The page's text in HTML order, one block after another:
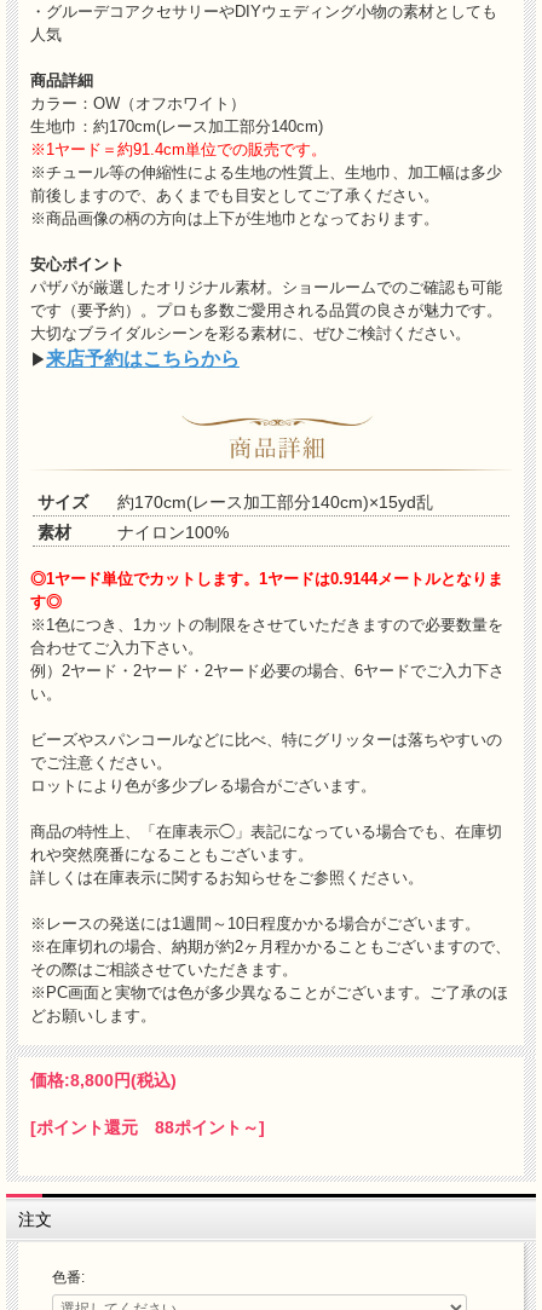
・グルーデコアクセサリーやDIYウェディング小物の素材としても
人気
商品詳細
カラー：OW（オフホワイト）
生地巾：約170cm(レース加工部分140cm)
※1ヤード＝約91.4cm単位での販売です。
※チュール等の伸縮性による生地の性質上、生地巾、加工幅は多少
前後しますので、あくまでも目安としてご了承ください。
※商品画像の柄の方向は上下が生地巾となっております。
安心ポイント
パザパが厳選したオリジナル素材。ショールームでのご確認も可能
です（要予約）。プロも多数ご愛用される品質の良さが魅力です。
大切なブライダルシーンを彩る素材に、ぜひご検討ください。
▶来店予約はこちらから
サイズ
約170cm(レース加工部分140cm)×15yd乱
素材
ナイロン100%
◎1ヤード単位でカットします。1ヤードは0.9144メートルとなりま
す◎
※1色につき、1カットの制限をさせていただきますので必要数量を
合わせてご入力下さい。
例）2ヤード・2ヤード・2ヤード必要の場合、6ヤードでご入力下さ
い。
ビーズやスパンコールなどに比べ、特にグリッターは落ちやすいの
でご注意ください。
ロットにより色が多少ブレる場合がございます。
商品の特性上、「在庫表示◯」表記になっている場合でも、在庫切
れや突然廃番になることもございます。
詳しくは在庫表示に関するお知らせをご参照ください。
※レースの発送には1週間～10日程度かかる場合がございます。
※在庫切れの場合、納期が約2ヶ月程かかることもございますので、
その際はご相談させていただきます。
※PC画面と実物では色が多少異なることがございます。ご了承のほ
どお願いします。
価格:8,800円(税込)
[ポイント還元 88ポイント～]
注文
色番: